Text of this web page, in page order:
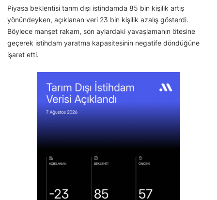
Piyasa beklentisi tarım dışı istihdamda 85 bin kişilik artış
yönündeyken, açıklanan veri 23 bin kişilik azalış gösterdi.
Böylece manşet rakam, son aylardaki yavaşlamanın ötesine
geçerek istihdam yaratma kapasitesinin negatife döndüğüne
işaret etti.